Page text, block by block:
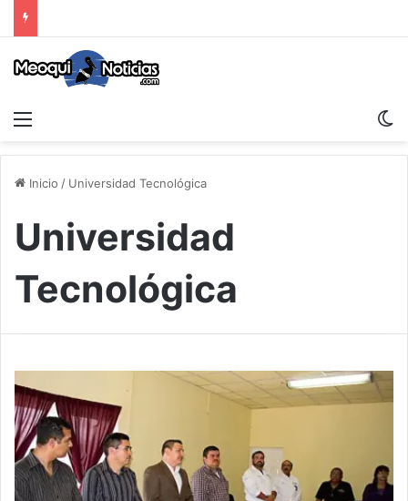
Inicio / Universidad Tecnológica
Universidad
Tecnológica